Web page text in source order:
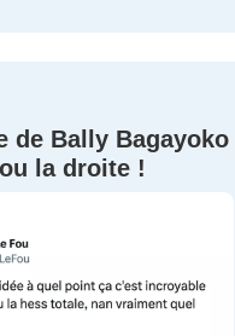
de Bally Bagayoko
la droite !